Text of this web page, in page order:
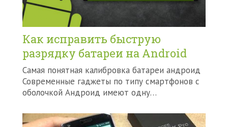
Как исправить быструю
разрядку батареи на Android
Самая понятная калибровка батареи андроид
Современные гаджеты по типу смартфонов с
оболочкой Андроид имеют одну…